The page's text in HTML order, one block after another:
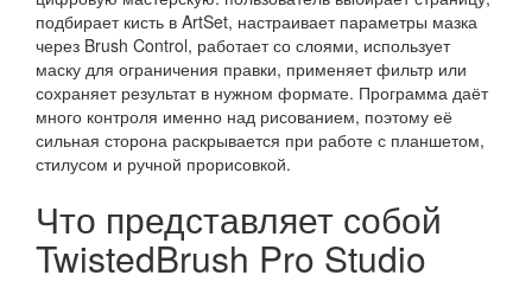
подбирает кисть в ArtSet, настраивает параметры мазка
через Brush Control, работает со слоями, использует
маску для ограничения правки, применяет фильтр или
сохраняет результат в нужном формате. Программа даёт
много контроля именно над рисованием, поэтому её
сильная сторона раскрывается при работе с планшетом,
стилусом и ручной прорисовкой.
Что представляет собой
TwistedBrush Pro Studio